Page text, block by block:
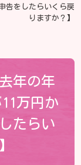
告をしたらいくら戻
りますか？】
年の年
万円か
たらい